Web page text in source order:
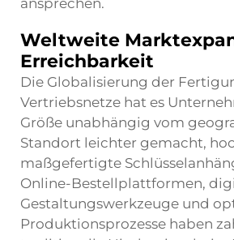
ansprechen.
Weltweite
Erreichbarkeit
Die Globalisierung der
Vertriebsnetze hat es
Größe unabhängig vom
Standort leichter gemacht,
maßgefertigte
Online-Bestellplattformen,
Gestaltungswerkzeuge und
Produktionsprozesse haben